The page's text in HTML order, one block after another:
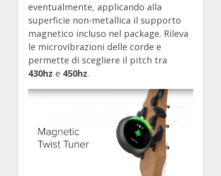
eventualmente, applicando alla
superficie non-metallica il supporto
magnetico incluso nel package. Rileva
le microvibrazioni delle corde e
permette di scegliere il pitch tra
430hz e 450hz.